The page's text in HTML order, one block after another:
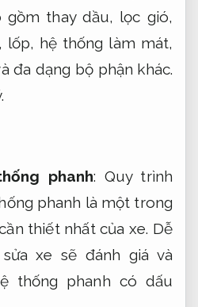
gồm thay dầu, lọc gió,
lốp, hệ thống làm mát,
đa dạng bộ phận khác.
phanh: Quy trình
phanh là một trong
thiết nhất của xe. Dễ
sửa xe sẽ đánh giá và
thống phanh có dấu